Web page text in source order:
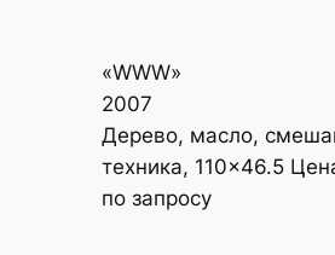
«WWW»
2007
Дерево, масло,
техника, 110×46.5
по запросу